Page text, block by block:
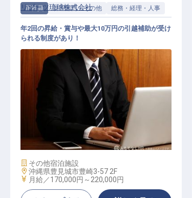
正社員 管理部門・その他 総務・経理・人事
経理スタッフ
リゾーツ琉球株式会社
年2回の昇給・賞与や最大10万円の引越補助が受け
られる制度があり！
施設業態
その他宿泊施設
勤務地
沖縄県豊見城市豊崎3-57 2F
給与
月給／170,000円～ 220,000円